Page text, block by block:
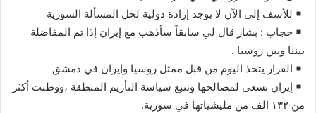
للأسف إلى الآن لا يوجد إرادة دولية لحل المسألة السورية
حجاب : بشار قال لي سابقاً سأذهب مع إيران إذا تم المفاضلة
بيننا وبين روسيا .
القرار يتخذ اليوم من قبل ممثل روسيا وإيران في دمشق
إيران تسعى لمصالحها وتتبع سياسة التأزيم المنطقة ،ووطنت أكثر
من ١٣٢ الف من مليشياتها في سورية.